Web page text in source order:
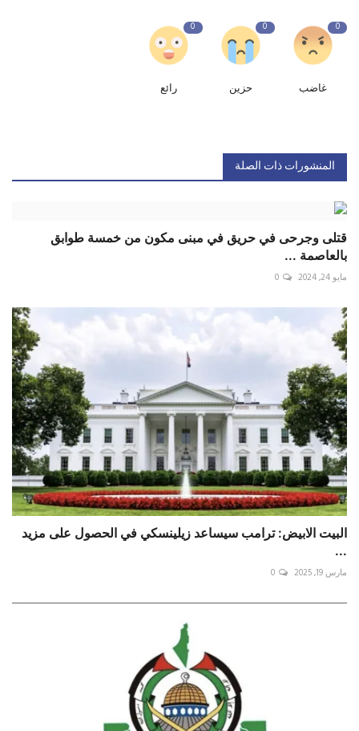
0
غاضب
0
حزين
0
رائع
المنشورات ذات الصلة
قتلى وجرحى في حريق في مبنى مكون من خمسة طوابق
بالعاصمة ...
مايو 24, 2024 0
البيت الابيض: ترامب سيساعد زيلينسكي في الحصول على مزيد
...
مارس 19, 2025 0